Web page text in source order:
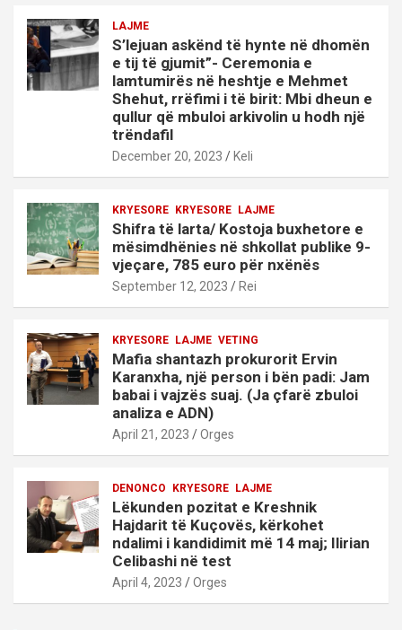
LAJME
S’lejuan askënd të hynte në dhomën
e tij të gjumit”- Ceremonia e
lamtumirës në heshtje e Mehmet
Shehut, rrëfimi i të birit: Mbi dheun e
qullur që mbuloi arkivolin u hodh një
trëndafil
December 20, 2023 Keli
KRYESORE KRYESORE LAJME
Shifra të larta/ Kostoja buxhetore e
mësimdhënies në shkollat publike 9-
vjeçare, 785 euro për nxënës
September 12, 2023 Rei
KRYESORE LAJME VETING
Mafia shantazh prokurorit Ervin
Karanxha, një person i bën padi: Jam
babai i vajzës suaj. (Ja çfarë zbuloi
analiza e ADN)
April 21, 2023 Orges
DENONCO KRYESORE LAJME
Lëkunden pozitat e Kreshnik
Hajdarit të Kuçovës, kërkohet
ndalimi i kandidimit më 14 maj; Ilirian
Celibashi në test
April 4, 2023 Orges